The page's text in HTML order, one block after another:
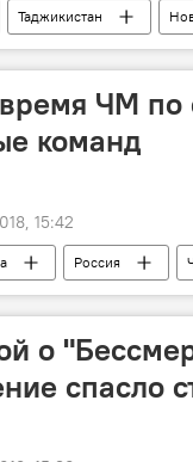
Таджикистан
ЧМ по
команд
15:42
Россия
о
спасло